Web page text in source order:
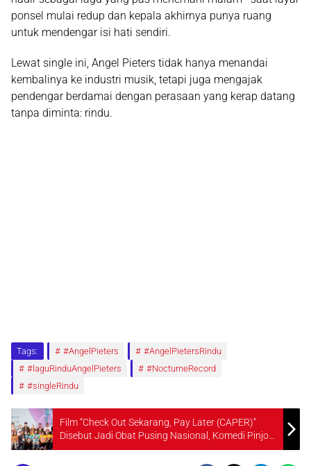
ponsel mulai redup dan kepala akhirnya punya ruang
untuk mendengar isi hati sendiri.
Lewat single ini, Angel Pieters tidak hanya menandai
kembalinya ke industri musik, tetapi juga mengajak
pendengar berdamai dengan perasaan yang kerap datang
tanpa diminta: rindu.
Tags: #AngelPieters
#AngelPietersRindu
#laguRinduAngelPieters
#NocturneRecord
#singleRindu
Film “Check Out Sekarang, Pay Later (CAPER)”
Disebut Jadi Obat Pusing Nasional, Komedi Pinjol
yang Relate dan Ngena